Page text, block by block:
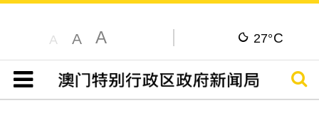
A A A 27°C
目录
搜寻